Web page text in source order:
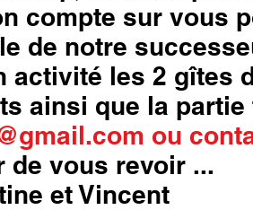
compte sur vous
de notre
activité les 2 gîtes
ainsi que la partie
ou
de vous revoir ...
et Vincent